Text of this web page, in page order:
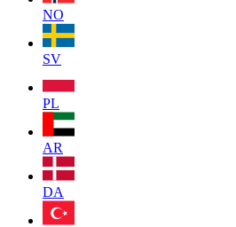
NO
SV
PL
AR
DA